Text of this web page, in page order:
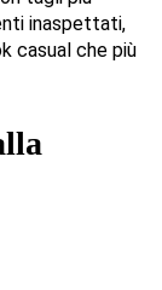
inaspettati,
casual che più